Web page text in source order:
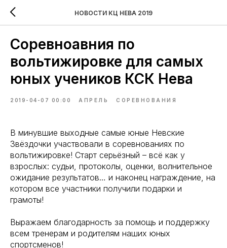
НОВОСТИ КЦ НЕВА 2019
Соревноавния по
вольтижировке для самых
юных учеников КСК Нева
2019-04-07 00:00 АПРЕЛЬ СОРЕВНОВАНИЯ
В минувшие выходные самые юные Невские
Звёздочки участвовали в соревнованиях по
вольтижировке! Старт серьёзный – всё как у
взрослых: судьи, протоколы, оценки, волнительное
ожидание результатов… и наконец награждение, на
котором все участники получили подарки и
грамоты!
Выражаем благодарность за помощь и поддержку
всем тренерам и родителям наших юных
спортсменов!